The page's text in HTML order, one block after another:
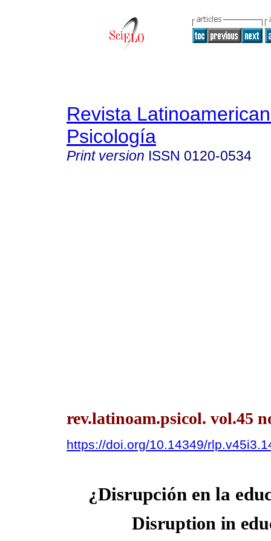
Revista
Psicología
Print version ISSN 0120-0534
rev.latinoam.psicol. vol.45
https://doi.org/10.14349/
¿Disrupción en la
Disruption in